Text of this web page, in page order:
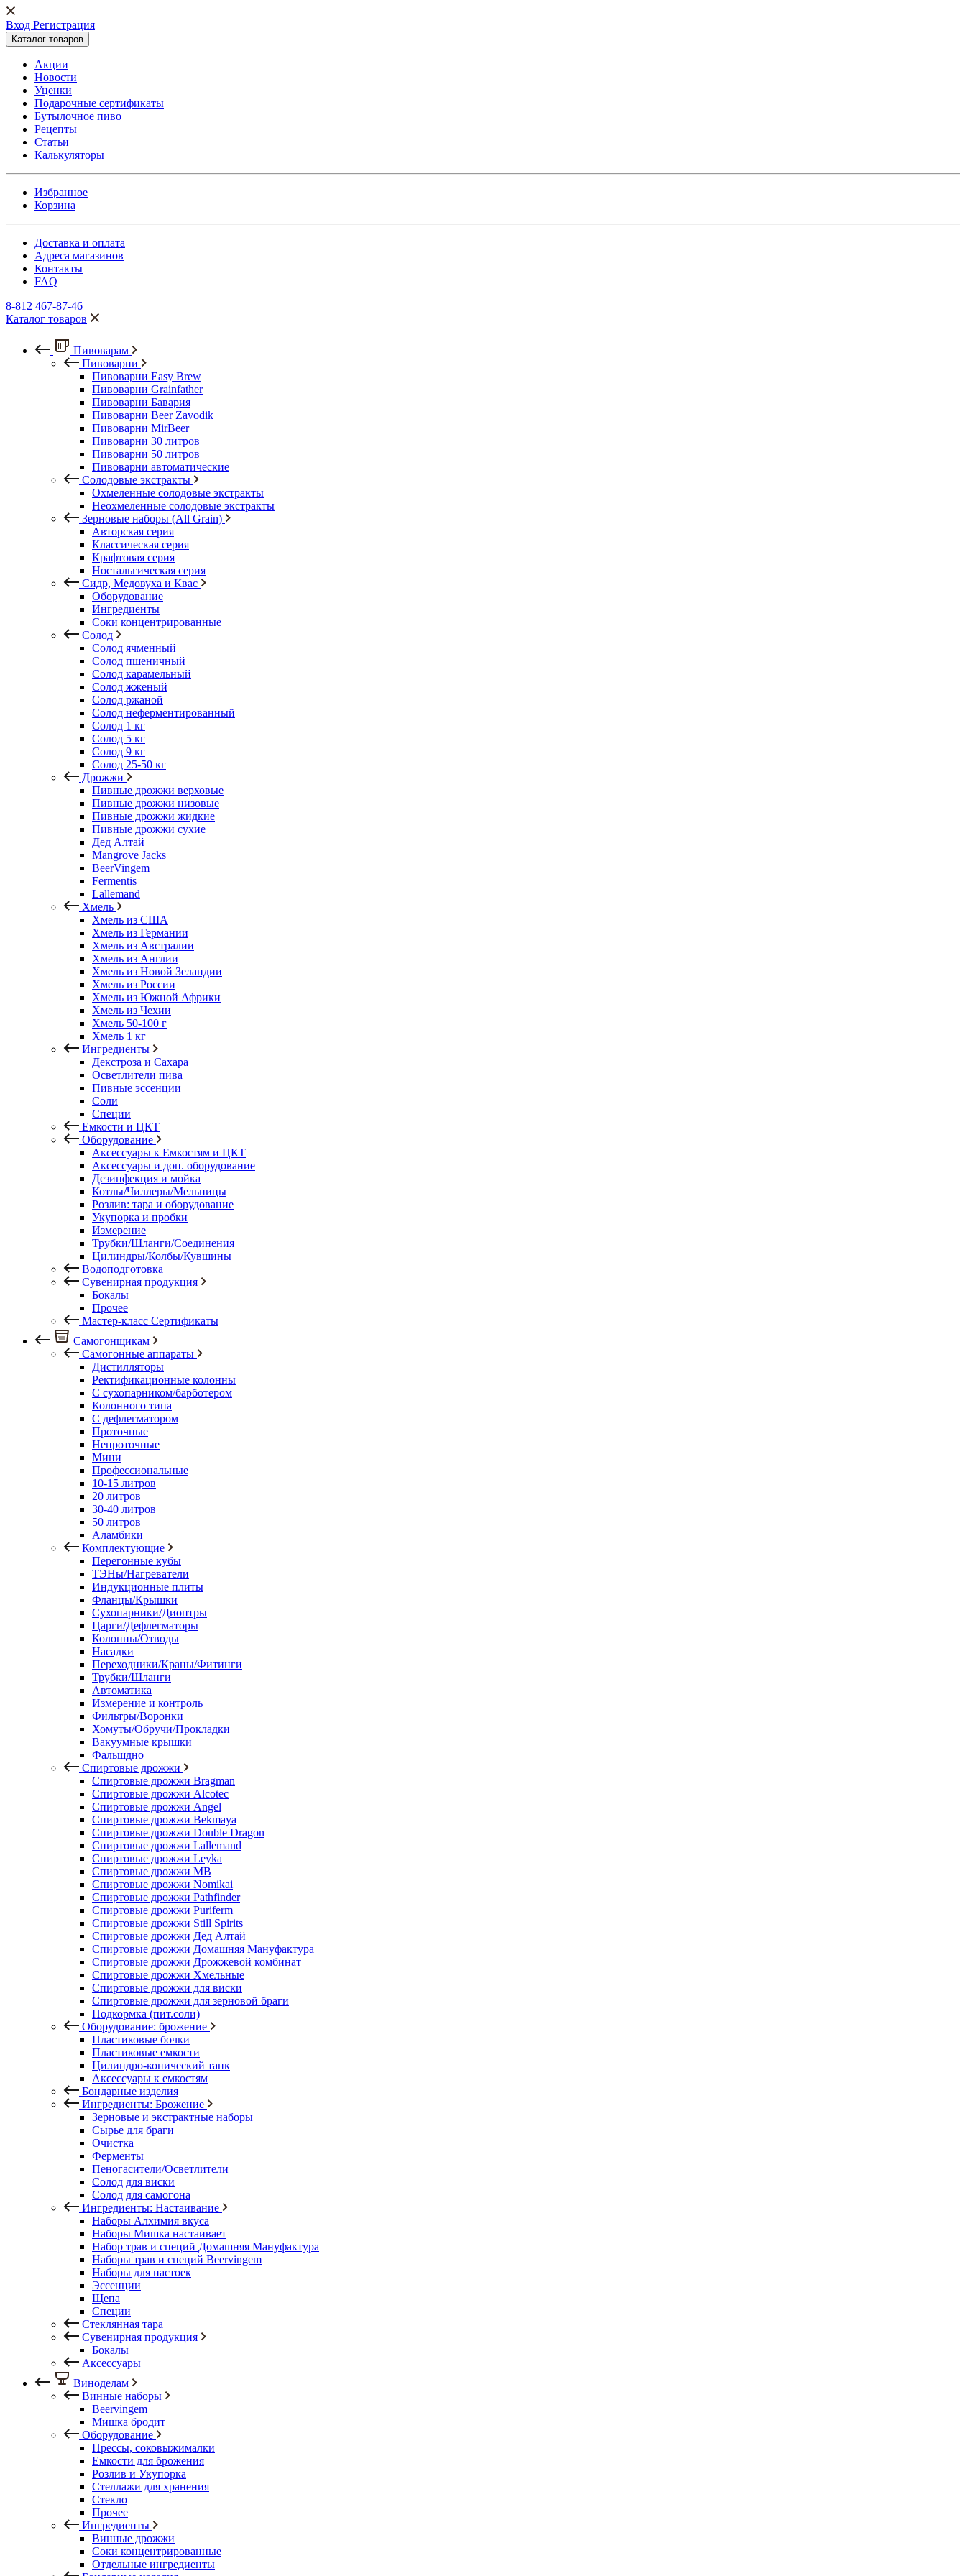
Вход Регистрация
Каталог товаров
Акции
Новости
Уценки
Подарочные сертификаты
Бутылочное пиво
Рецепты
Статьи
Калькуляторы
Избранное
Корзина
Доставка и оплата
Адреса магазинов
Контакты
FAQ
8-812 467-87-46
Каталог товаров
Пивоварам
Пивоварни
Пивоварни Easy Brew
Пивоварни Grainfather
Пивоварни Бавария
Пивоварни Beer Zavodik
Пивоварни MirBeer
Пивоварни 30 литров
Пивоварни 50 литров
Пивоварни автоматические
Солодовые экстракты
Охмеленные солодовые экстракты
Неохмеленные солодовые экстракты
Зерновые наборы (All Grain)
Авторская серия
Классическая серия
Крафтовая серия
Ностальгическая серия
Сидр, Медовуха и Квас
Оборудование
Ингредиенты
Соки концентрированные
Солод
Солод ячменный
Солод пшеничный
Солод карамельный
Солод жженый
Солод ржаной
Солод неферментированный
Солод 1 кг
Солод 5 кг
Солод 9 кг
Солод 25-50 кг
Дрожжи
Пивные дрожжи верховые
Пивные дрожжи низовые
Пивные дрожжи жидкие
Пивные дрожжи сухие
Дед Алтай
Mangrove Jacks
BeerVingem
Fermentis
Lallemand
Хмель
Хмель из США
Хмель из Германии
Хмель из Австралии
Хмель из Англии
Хмель из Новой Зеландии
Хмель из России
Хмель из Южной Африки
Хмель из Чехии
Хмель 50-100 г
Хмель 1 кг
Ингредиенты
Декстроза и Сахара
Осветлители пива
Пивные эссенции
Соли
Специи
Емкости и ЦКТ
Оборудование
Аксессуары к Емкостям и ЦКТ
Аксессуары и доп. оборудование
Дезинфекция и мойка
Котлы/Чиллеры/Мельницы
Розлив: тара и оборудование
Укупорка и пробки
Измерение
Трубки/Шланги/Соединения
Цилиндры/Колбы/Кувшины
Водоподготовка
Сувенирная продукция
Бокалы
Прочее
Мастер-класс Сертификаты
Самогонщикам
Самогонные аппараты
Дистилляторы
Ректификационные колонны
С сухопарником/барботером
Колонного типа
С дефлегматором
Проточные
Непроточные
Мини
Профессиональные
10-15 литров
20 литров
30-40 литров
50 литров
Аламбики
Комплектующие
Перегонные кубы
ТЭНы/Нагреватели
Индукционные плиты
Фланцы/Крышки
Сухопарники/Диоптры
Царги/Дефлегматоры
Колонны/Отводы
Насадки
Переходники/Краны/Фитинги
Трубки/Шланги
Автоматика
Измерение и контроль
Фильтры/Воронки
Хомуты/Обручи/Прокладки
Вакуумные крышки
Фальшдно
Спиртовые дрожжи
Спиртовые дрожжи Bragman
Спиртовые дрожжи Alcotec
Спиртовые дрожжи Angel
Спиртовые дрожжи Bekmaya
Спиртовые дрожжи Double Dragon
Спиртовые дрожжи Lallemand
Спиртовые дрожжи Leyka
Спиртовые дрожжи MB
Спиртовые дрожжи Nomikai
Спиртовые дрожжи Pathfinder
Спиртовые дрожжи Puriferm
Спиртовые дрожжи Still Spirits
Спиртовые дрожжи Дед Алтай
Спиртовые дрожжи Домашняя Мануфактура
Спиртовые дрожжи Дрожжевой комбинат
Спиртовые дрожжи Хмельные
Спиртовые дрожжи для виски
Спиртовые дрожжи для зерновой браги
Подкормка (пит.соли)
Оборудование: брожение
Пластиковые бочки
Пластиковые емкости
Цилиндро-конический танк
Аксессуары к емкостям
Бондарные изделия
Ингредиенты: Брожение
Зерновые и экстрактные наборы
Сырье для браги
Очистка
Ферменты
Пеногасители/Осветлители
Солод для виски
Солод для самогона
Ингредиенты: Настаивание
Наборы Алхимия вкуса
Наборы Мишка настаивает
Набор трав и специй Домашняя Мануфактура
Наборы трав и специй Beervingem
Наборы для настоек
Эссенции
Щепа
Специи
Стеклянная тара
Сувенирная продукция
Бокалы
Аксессуары
Виноделам
Винные наборы
Beervingem
Мишка бродит
Оборудование
Прессы, соковыжималки
Емкости для брожения
Розлив и Укупорка
Стеллажи для хранения
Стекло
Прочее
Ингредиенты
Винные дрожжи
Соки концентрированные
Отдельные ингредиенты